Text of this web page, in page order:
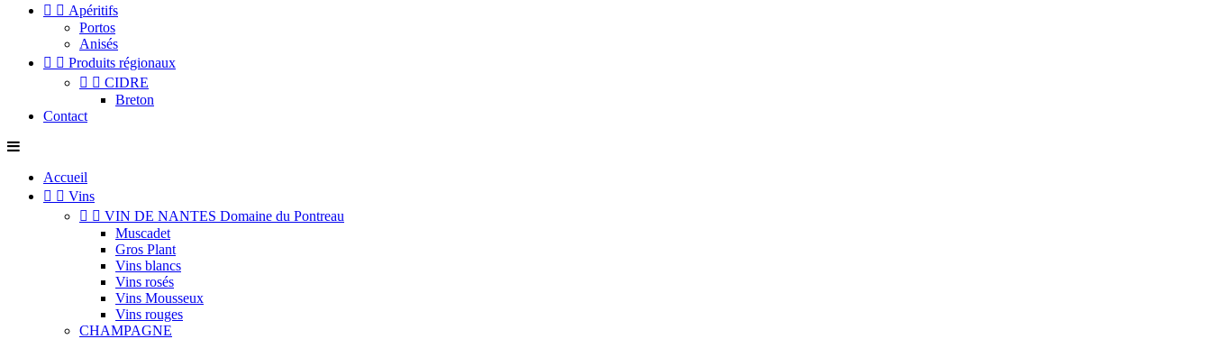
  Apéritifs
Portos
Anisés
  Produits régionaux
  CIDRE
Breton
Contact
Accueil
  Vins
  VIN DE NANTES Domaine du Pontreau
Muscadet
Gros Plant
Vins blancs
Vins rosés
Vins Mousseux
Vins rouges
CHAMPAGNE